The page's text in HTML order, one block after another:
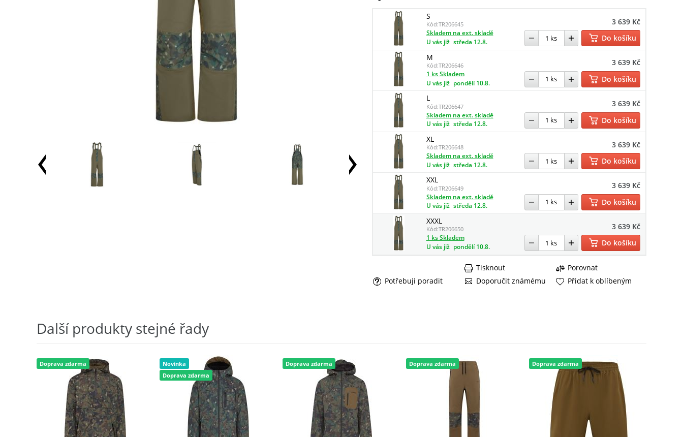
S
Kód:TR206645 3 639 Kč
Skladem na ext. skladě
U vás již středa 12.8.
Do košíku
M
Kód:TR206646 3 639 Kč
1 ks Skladem
U vás již pondělí 10.8.
Do košíku
L
Kód:TR206647 3 639 Kč
Skladem na ext. skladě
U vás již středa 12.8.
Do košíku
XL
Kód:TR206648 3 639 Kč
Skladem na ext. skladě
U vás již středa 12.8.
Do košíku
XXL
Kód:TR206649 3 639 Kč
Skladem na ext. skladě
U vás již středa 12.8.
Do košíku
XXXL
Kód:TR206650 3 639 Kč
1 ks Skladem
U vás již pondělí 10.8. Do košíku
Porovnat
Potřebuji poradit
Doporučit známému
Tisknout
Přidat k oblíbeným
Další produkty stejné řady
Doprava zdarma
Novinka
Doprava zdarma
Doprava zdarma Doprava zdarma Doprava zdarma